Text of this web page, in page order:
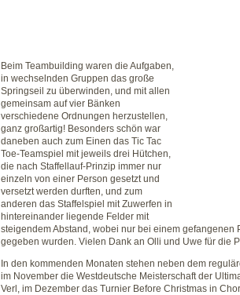
Beim Teambuilding waren die Aufgaben,
in wechselnden Gruppen das große
Springseil zu überwinden, und mit allen
gemeinsam auf vier Bänken
verschiedene Ordnungen herzustellen,
ganz großartig! Besonders schön war
daneben auch zum Einen das Tic Tac
Toe-Teamspiel mit jeweils drei Hütchen,
die nach Staffellauf-Prinzip immer nur
einzeln von einer Person gesetzt und
versetzt werden durften, und zum
anderen das Staffelspiel mit Zuwerfen in
hintereinander liegende Felder mit
steigendem Abstand, wobei nur bei einem gefangenen
gegeben wurden. Vielen Dank an Olli und Uwe für die
In den kommenden Monaten stehen neben dem
im November die Westdeutsche Meisterschaft der
Verl, im Dezember das Turnier Before Christmas in